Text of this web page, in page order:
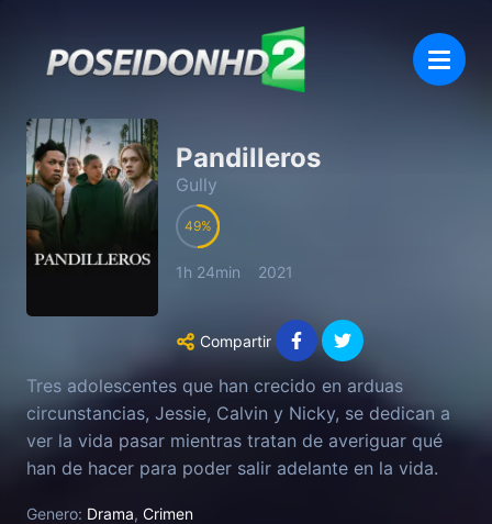
Pandilleros
Gully
49
1h 24min 2021
Compartir
Tres adolescentes que han crecido en arduas
circunstancias, Jessie, Calvin y Nicky, se dedican a
ver la vida pasar mientras tratan de averiguar qué
han de hacer para poder salir adelante en la vida.
Genero: Drama, Crimen